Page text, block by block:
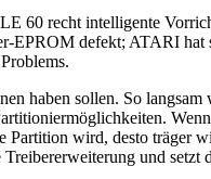
60 recht intelligente
defekt; ATARI hat
haben sollen. So
wird, desto träger
und setzt